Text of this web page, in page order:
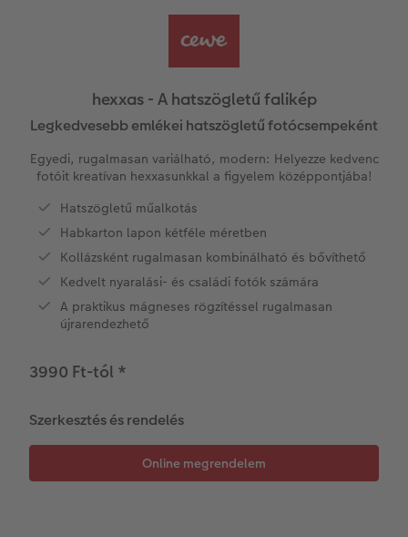
Vásárlói mintakönyvek
Kids CEWE FOTÓKÖNYV
Art Collection CEWE FOTÓKÖNYV
Kiegészítők
CEWE myPhotos
Matt Prints
Prémium poszter
Art Prints
Fotókidolgozás normál
Fényképtároló dobozok
Fotócsomagok
Matrica nyomtatás azonnal
Direkt nyomtatású alufotó
Habkarton
Esküvői köszöntő tábla
Poszterléc
Hexxas
Fafotó
Fotószalag
XXL Retró fotó
Üdvözlőkártyák
Iskolaszer és irodaszer
Fényképes ajándékdobozok
Textíliák
Art Prints
Fényképes naptárak
Kiegészítők
CEWE PHOTO AWARD FOTÓPÁLYÁZAT
Hogyan készíts jobb képeket a
Híreink
CEWE sztorik
Egyedi ajándékötletek
Ajándékötletek szeretteinek
Ballagás
CEWE myPhotos
hexxas - A hatszögletű falikép
Legkedvesebb emlékei hatszögletű fotócsempeként
Egyedi, rugalmasan variálható, modern: Helyezze kedvenc
fotóit kreatívan hexxasunkkal a figyelem középpontjába!
Hatszögletű műalkotás
Habkarton lapon kétféle méretben
Kollázsként rugalmasan kombinálható és bővíthető
Kedvelt nyaralási- és családi fotók számára
A praktikus mágneses rögzítéssel rugalmasan
újrarendezhető
3990 Ft-tól *
Szerkesztés és rendelés